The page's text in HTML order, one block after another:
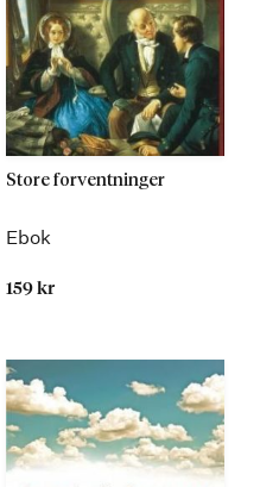
Store forventninger
Ebok
159 kr